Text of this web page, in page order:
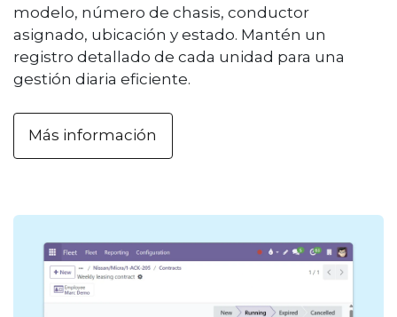
modelo, número de chasis, conductor
asignado, ubicación y estado. Mantén un
registro detallado de cada unidad para una
gestión diaria eficiente.
Más información